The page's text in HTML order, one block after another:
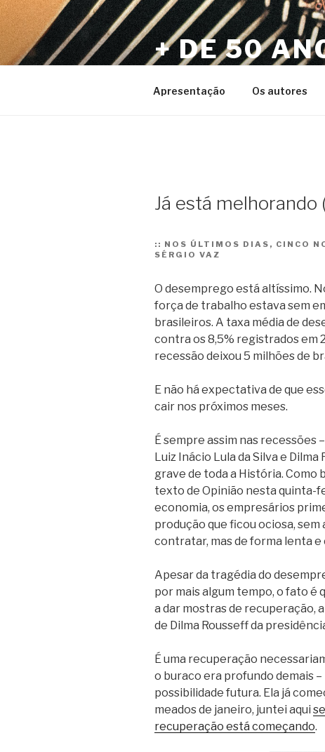
Pular
para
o
conteúdo
+ DE 50
Apresentação Os autores
Já está melhorando
:: NOS ÚLTIMOS DIAS, CINCO
SÉRGIO VAZ
O desemprego está altíssimo.
força de trabalho estava sem
brasileiros. A taxa média de
contra os 8,5% registrados em
recessão deixou 5 milhões de
E não há expectativa de que
cair nos próximos meses.
É sempre assim nas recessões
Luiz Inácio Lula da Silva e
grave de toda a História. Como
texto de Opinião nesta quinta-
economia, os empresários
produção que ficou ociosa, sem
contratar, mas de forma lenta e
Apesar da tragédia do
por mais algum tempo, o fato é
a dar mostras de recuperação,
de Dilma Rousseff da
É uma recuperação
o buraco era profundo demais –
possibilidade futura. Ela já
meados de janeiro, juntei aqui
recuperação está começando.